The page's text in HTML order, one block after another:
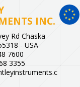
INC.
Rd Chaska
- USA
7600
3355